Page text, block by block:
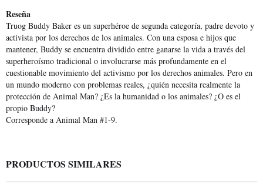
Reseña
Truog Buddy Baker es un superhéroe de segunda categoría, padre devoto y
activista por los derechos de los animales. Con una esposa e hijos que
mantener, Buddy se encuentra dividido entre ganarse la vida a través del
superheroísmo tradicional o involucrarse más profundamente en el
cuestionable movimiento del activismo por los derechos animales. Pero en
un mundo moderno con problemas reales, ¿quién necesita realmente la
protección de Animal Man? ¿Es la humanidad o los animales? ¿O es el
propio Buddy?
Corresponde a Animal Man #1-9.
PRODUCTOS SIMILARES